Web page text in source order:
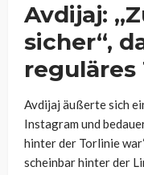
Avdijaj:
sicher“,
reguläres
Avdijaj äußerte sich
Instagram und
hinter der Torlinie
scheinbar hinter der